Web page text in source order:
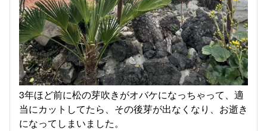
3年ほど前に松の芽吹きがオバケになっちゃって、適
当にカットしてたら、その後芽が出なくなり、お逝き
になってしまいました。